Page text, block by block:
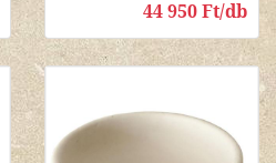
44 950 Ft/db